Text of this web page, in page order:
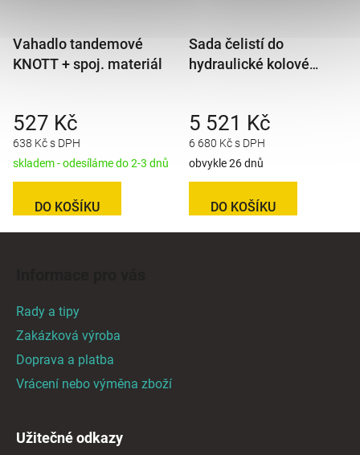
Vahadlo tandemové
KNOTT + spoj. materiál
638 Kč s DPH
527 Kč
skladem - odesíláme do 2-3 dnů
DO KOŠÍKU
Sada čelistí do
hydraulické kolové
KNOTT
6 680 Kč s DPH
5 521 Kč
obvykle 26 dnů
DO KOŠÍKU
Rady a tipy
Zakázková výroba
Doprava a platba
Vrácení nebo výměna zboží
Užitečné odkazy